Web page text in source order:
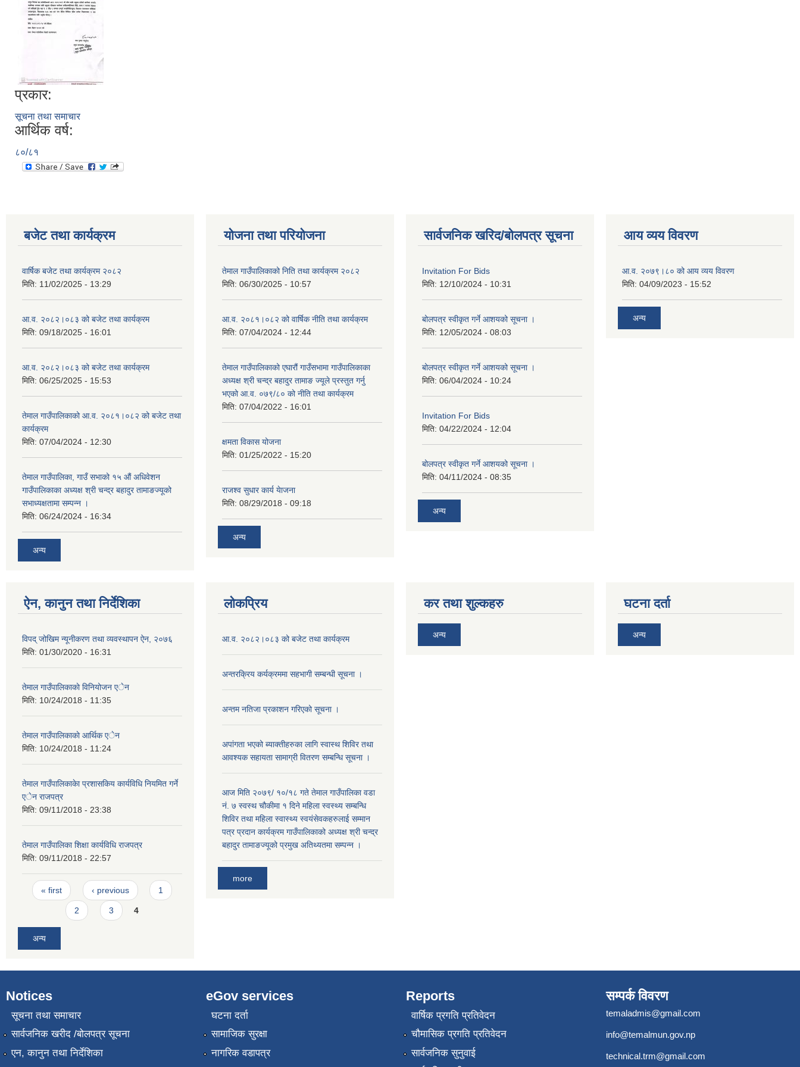
प्रकार:
सूचना तथा समाचार
आर्थिक वर्ष:
८०/८१
बजेट तथा कार्यक्रम
वार्षिक बजेट तथा कार्यक्रम २०८२
मिति: 11/02/2025 - 13:29
आ.व. २०८२।०८३ को बजेट तथा कार्यक्रम
मिति: 09/18/2025 - 16:01
आ.व. २०८२।०८३ को बजेट तथा कार्यक्रम
मिति: 06/25/2025 - 15:53
तेमाल गाउँपालिकाको आ.व. २०८१।०८२ को बजेट तथा
कार्यक्रम
मिति: 07/04/2024 - 12:30
तेमाल गाउँपालिका, गाउँ सभाको १५ औं अधिवेशन
गाउँपालिकाका अध्यक्ष श्री चन्द्र बहादुर तामाङज्यूको
सभाध्यक्षतामा सम्पन्न ।
मिति: 06/24/2024 - 16:34
अन्य
योजना तथा परियोजना
तेमाल गाउँपालिकाको निति तथा कार्यक्रम २०८२
मिति: 06/30/2025 - 10:57
आ.व. २०८१।०८२ को वार्षिक नीति तथा कार्यक्रम
मिति: 07/04/2024 - 12:44
तेमाल गाउँपालिकाको एघारौं गाउँसभामा गाउँपालिकाका
अध्यक्ष श्री चन्द्र बहादुर तामाङ ज्यूले प्रस्तुत गर्नु
भएको आ.व. ०७९/८० को नीति तथा कार्यक्रम
मिति: 07/04/2022 - 16:01
क्षमता विकास योजना
मिति: 01/25/2022 - 15:20
राजश्व सुधार कार्य येाजना
मिति: 08/29/2018 - 09:18
अन्य
सार्वजनिक खरिद/बोलपत्र सूचना
Invitation For Bids
मिति: 12/10/2024 - 10:31
बोलपत्र स्वीकृत गर्ने आशयको सूचना ।
मिति: 12/05/2024 - 08:03
बोलपत्र स्वीकृत गर्ने आशयको सूचना ।
मिति: 06/04/2024 - 10:24
Invitation For Bids
मिति: 04/22/2024 - 12:04
बोलपत्र स्वीकृत गर्ने आशयको सूचना ।
मिति: 04/11/2024 - 08:35
अन्य
आय व्यय विवरण
आ.व. २०७९।८० को आय व्यय विवरण
मिति: 04/09/2023 - 15:52
अन्य
ऐन, कानुन तथा निर्देशिका
विपद् जोखिम न्यूनीकरण तथा व्यवस्थापन ऐन, २०७६
मिति: 01/30/2020 - 16:31
तेमाल गाउँपालिकाकाे विनियोजन एेन
मिति: 10/24/2018 - 11:35
तेमाल गाउँपालिकाकाे आर्थिक एेन
मिति: 10/24/2018 - 11:24
तेमाल गाउँपालिकाकेा प्रशासकिय कार्यविधि नियमित गर्ने
एेन राजपत्र
मिति: 09/11/2018 - 23:38
तेमाल गाउँपालिका शिक्षा कार्यविधि राजपत्र
मिति: 09/11/2018 - 22:57
Pages
« first ‹ previous 1
2 3 4
अन्य
लोकप्रिय
आ.व. २०८२।०८३ को बजेट तथा कार्यक्रम
अन्तरक्रिय कर्यक्रममा सहभागी सम्बन्धी सूचना ।
अन्तम नतिजा प्रकाशन गरिएको सूचना ।
अपांगता भएको ब्याक्तीहरुका लागि स्वास्थ शिविर तथा
आवश्यक सहायता सामाग्री वितरण सम्बन्धि सूचना ।
आज मिति २०७९/ १०/१८ गते तेमाल गाउँपालिका वडा
नं. ७ स्वस्थ चौकीमा १ दिने महिला स्वस्थ्य सम्बन्धि
शिविर तथा महिला स्वास्थ्य स्वयंसेवकहरुलाई सम्मान
पत्र प्रदान कार्यक्रम गाउँपालिकाको अध्यक्ष श्री चन्द्र
बहादुर तामाङज्यूको प्रमुख अतिथ्यतमा सम्पन्न ।
more
कर तथा शुल्कहरु
अन्य
घटना दर्ता
अन्य
Notices
सूचना तथा समाचार
सार्वजनिक खरीद /बोलपत्र सूचना
एन, कानुन तथा निर्देशिका
eGov services
घटना दर्ता
सामाजिक सुरक्षा
नागरिक वडापत्र
Reports
वार्षिक प्रगति प्रतिवेदन
चौमासिक प्रगति प्रतिवेदन
सार्वजनिक सुनुवाई
सम्पर्क विवरण
temaladmis@gmail.com
info@temalmun.gov.np
technical.trm@gmail.com